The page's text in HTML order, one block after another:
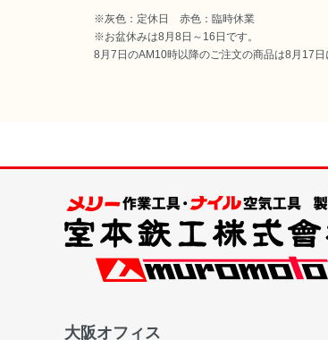
※灰色：定休日 赤色：臨時休業
※お盆休みは8月8日～16日です。
8月7日のAM10時以降のご注文の商品は8月17日
大阪オフィス